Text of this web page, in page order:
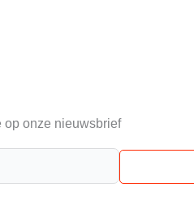
op onze nieuwsbrief